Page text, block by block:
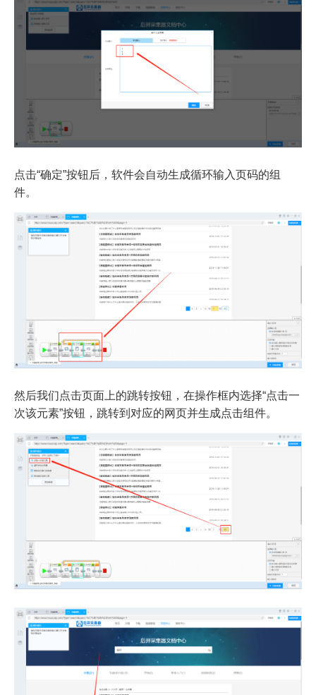
点击“确定”按钮后，软件会自动生成循环输入页码的组
件。
然后我们点击页面上的跳转按钮，在操作框内选择“点击一
次该元素”按钮，跳转到对应的网页并生成点击组件。